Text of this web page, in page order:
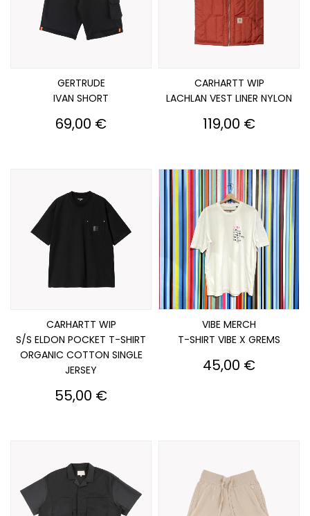
GERTRUDE
IVAN SHORT
Prix
69,00 €
CARHARTT WIP
LACHLAN VEST LINER NYLON
Prix
119,00 €
CARHARTT WIP
S/S ELDON POCKET T-SHIRT
ORGANIC COTTON SINGLE
JERSEY
Prix
55,00 €
VIBE MERCH
T-SHIRT VIBE X GREMS
Prix
45,00 €